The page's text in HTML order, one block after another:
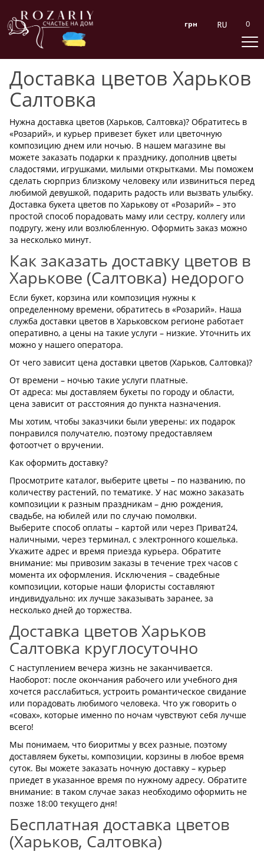
грн 0
Доставка цветов Харьков
Салтовка
Нужна доставка цветов (Харьков, Салтовка)? Обратитесь в
«Розарий», и курьер привезет букет или цветочную
композицию днем или ночью. В нашем магазине вы
можете заказать подарки к празднику, дополнив цветы
сладостями, игрушками, милыми открытками. Мы поможем
сделать сюрприз близкому человеку или извиниться перед
любимой девушкой, подарить радость или вызвать улыбку.
Доставка букета цветов по Харькову от «Розарий» – это
простой способ порадовать маму или сестру, коллегу или
подругу, жену или возлюбленную. Оформить заказ можно
за несколько минут.
Как заказать доставку цветов в
Харькове (Салтовка) недорого
Если букет, корзина или композиция нужны к
определенному времени, обратитесь в «Розарий». Наша
служба доставки цветов в Харьковском регионе работает
оперативно, а цены на такие услуги – низкие. Уточнить их
можно у нашего оператора.
От чего зависит цена доставки цветов (Харьков, Салтовка)?
От времени – ночью такие услуги платные.
От адреса: мы доставляем букеты по городу и области,
цена зависит от расстояния до пункта назначения.
Мы хотим, чтобы заказчики были уверены: их подарок
понравился получателю, поэтому предоставляем
фотоотчет о вручении.
Как оформить доставку?
Просмотрите каталог, выберите цветы – по названию, по
количеству растений, по тематике. У нас можно заказать
композиции к разным праздникам – дню рождения,
свадьбе, на юбилей или по случаю помолвки.
Выберите способ оплаты – картой или через Приват24,
наличными, через терминал, с электронного кошелька.
Укажите адрес и время приезда курьера. Обратите
внимание: мы привозим заказы в течение трех часов с
момента их оформления. Исключения – свадебные
композиции, которые наши флористы составляют
индивидуально: их лучше заказывать заранее, за
несколько дней до торжества.
Доставка цветов Харьков
Салтовка круглосуточно
С наступлением вечера жизнь не заканчивается.
Наоборот: после окончания рабочего или учебного дня
хочется расслабиться, устроить романтическое свидание
или порадовать любимого человека. Что уж говорить о
«совах», которые именно по ночам чувствуют себя лучше
всего!
Мы понимаем, что биоритмы у всех разные, поэтому
доставляем букеты, композиции, корзины в любое время
суток. Вы можете заказать ночную доставку – курьер
приедет в указанное время по нужному адресу. Обратите
внимание: в таком случае заказ необходимо оформить не
позже 18:00 текущего дня!
Бесплатная доставка цветов
(Харьков, Салтовка)